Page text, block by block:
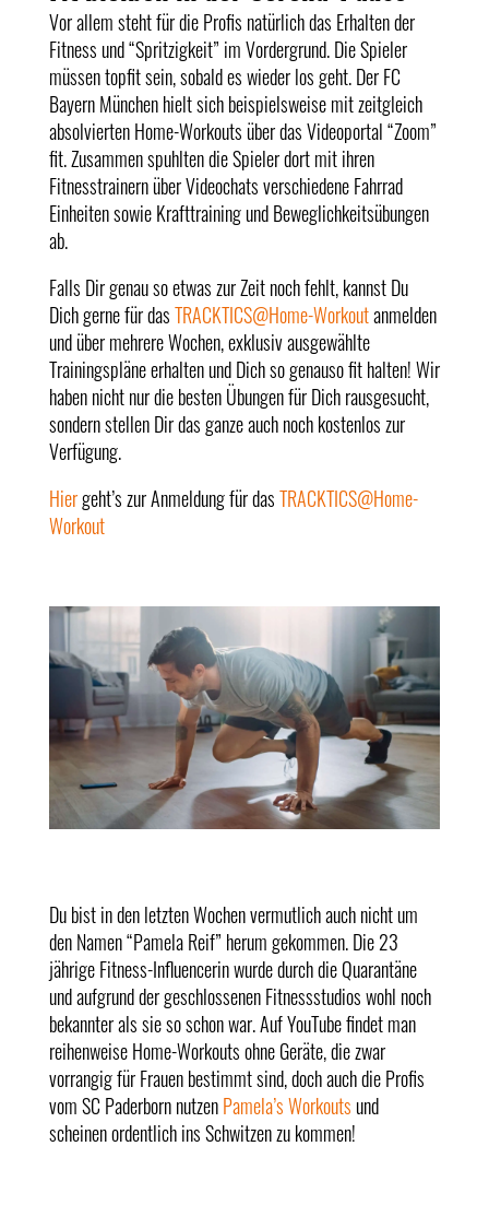
Vor allem steht für die Profis natürlich das Erhalten der
Fitness und “Spritzigkeit” im Vordergrund. Die Spieler
müssen topfit sein, sobald es wieder los geht. Der FC
Bayern München hielt sich beispielsweise mit zeitgleich
absolvierten Home-Workouts über das Videoportal “Zoom”
fit. Zusammen spuhlten die Spieler dort mit ihren
Fitnesstrainern über Videochats verschiedene Fahrrad
Einheiten sowie Krafttraining und Beweglichkeitsübungen
ab.
Falls Dir genau so etwas zur Zeit noch fehlt, kannst Du
Dich gerne für dasTRACKTICS@Home-Workoutanmelden
und über mehrere Wochen, exklusiv ausgewählte
Trainingspläne erhalten und Dich so genauso fit halten! Wir
haben nicht nur die besten Übungen für Dich rausgesucht,
sondern stellen Dir das ganze auch noch kostenlos zur
Verfügung.
Hiergeht’s zur Anmeldung für dasTRACKTICS@Home-
Workout
Du bist in den letzten Wochen vermutlich auch nicht um
den Namen “Pamela Reif” herum gekommen. Die 23
jährige Fitness-Influencerin wurde durch die Quarantäne
und aufgrund der geschlossenen Fitnessstudios wohl noch
bekannter als sie so schon war. Auf YouTube findet man
reihenweise Home-Workouts ohne Geräte, die zwar
vorrangig für Frauen bestimmt sind, doch auch die Profis
vom SC Paderborn nutzenPamela’s Workouts und
scheinen ordentlich ins Schwitzen zu kommen!